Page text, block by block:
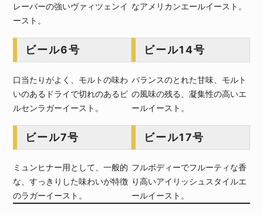
レーバーの強いヴァィツェンイ
ースト。
なアメリカンエールイースト。
ビール6号
口当たりがよく、モルトの味わ
いのあるドライで切れのあるピ
ルセンラガーイースト。
ビール14号
バランスのとれた甘味、モルト
の風味の残る、凝集性の高いエ
ールイースト。
ビール7号
ミュンヒナー用として、一般的
な、すっきりした味わいが特徴
のラガーイースト。
ビール17号
フルボディーでフルーティな香
り高いアイリッシュスタイルエ
ールイースト。